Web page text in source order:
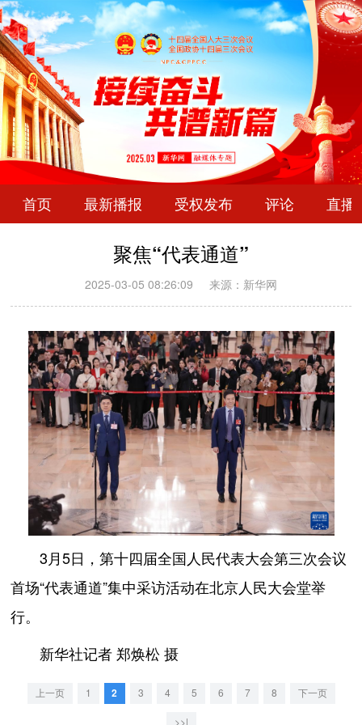
首页 最新播报 受权发布 评论 直播
聚焦“代表通道”
2025-03-05 08:26:09 来源：新华网
3月5日，第十四届全国人民代表大会第三次会议
首场“代表通道”集中采访活动在北京人民大会堂举
行。
新华社记者 郑焕松 摄
上一页 1 2 3 4 5 6 7 8 下一页
>>|